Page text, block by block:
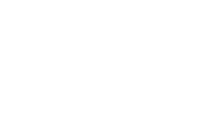
a consultas e cirurgias